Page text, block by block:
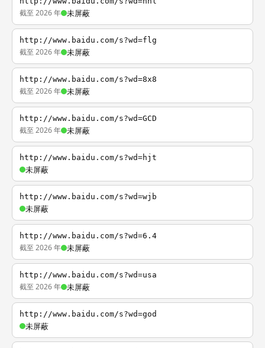
截至 2026 年 未屏蔽
http://www.baidu.com/s?wd=flg
截至 2026 年 未屏蔽
http://www.baidu.com/s?wd=8x8
截至 2026 年 未屏蔽
http://www.baidu.com/s?wd=GCD
截至 2026 年 未屏蔽
http://www.baidu.com/s?wd=hjt
未屏蔽
http://www.baidu.com/s?wd=wjb
未屏蔽
http://www.baidu.com/s?wd=6.4
截至 2026 年 未屏蔽
http://www.baidu.com/s?wd=usa
截至 2026 年 未屏蔽
http://www.baidu.com/s?wd=god
未屏蔽